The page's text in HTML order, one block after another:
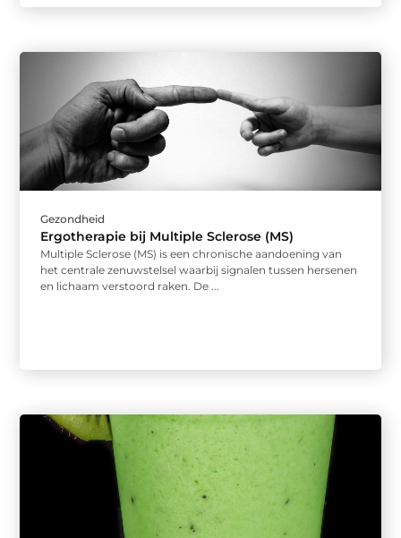
Gezondheid
Ergotherapie bij Multiple Sclerose (MS)
Multiple Sclerose (MS) is een chronische aandoening van
het centrale zenuwstelsel waarbij signalen tussen hersenen
en lichaam verstoord raken. De ...